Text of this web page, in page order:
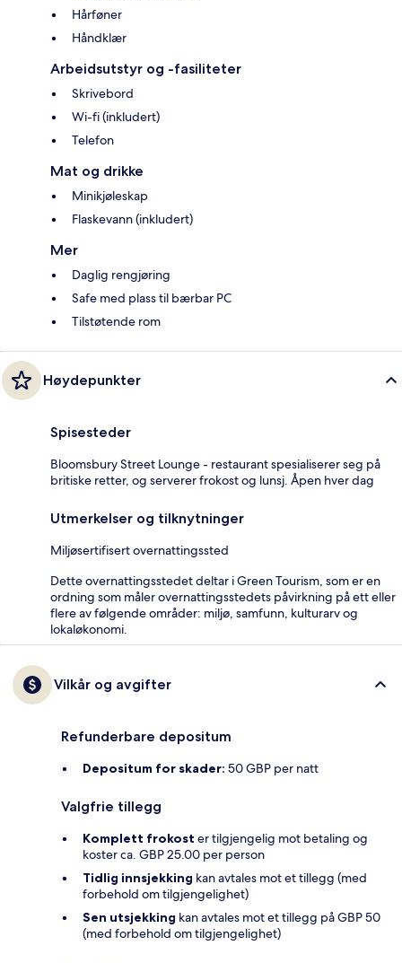
Hårføner
Håndklær
Arbeidsutstyr og -fasiliteter
Skrivebord
Wi-fi (inkludert)
Telefon
Mat og drikke
Minikjøleskap
Flaskevann (inkludert)
Mer
Daglig rengjøring
Safe med plass til bærbar PC
Tilstøtende rom
Høydepunkter
Spisesteder
Bloomsbury Street Lounge - restaurant spesialiserer seg på
britiske retter, og serverer frokost og lunsj. Åpen hver dag
Utmerkelser og tilknytninger
Miljøsertifisert overnattingssted
Dette overnattingsstedet deltar i Green Tourism, som er en
ordning som måler overnattingsstedets påvirkning på ett eller
flere av følgende områder: miljø, samfunn, kulturarv og
lokaløkonomi.
Vilkår og avgifter
Refunderbare depositum
Depositum for skader: 50 GBP per natt
Valgfrie tillegg
Komplett frokost er tilgjengelig mot betaling og
koster ca. GBP 25.00 per person
Tidlig innsjekking kan avtales mot et tillegg (med
forbehold om tilgjengelighet)
Sen utsjekking kan avtales mot et tillegg på GBP 50
(med forbehold om tilgjengelighet)